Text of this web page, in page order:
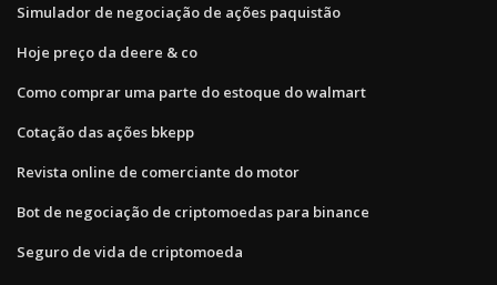
Simulador de negociação de ações paquistão
Hoje preço da deere & co
Como comprar uma parte do estoque do walmart
Cotação das ações bkepp
Revista online de comerciante do motor
Bot de negociação de criptomoedas para binance
Seguro de vida de criptomoeda